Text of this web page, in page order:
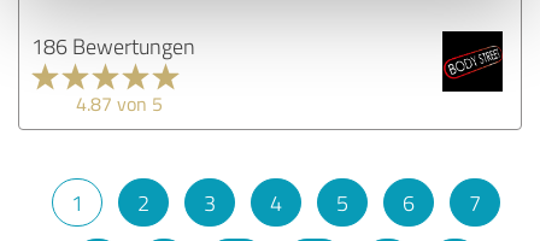
186 Bewertungen
4.87 von 5
1 2 3 4 5 6 7